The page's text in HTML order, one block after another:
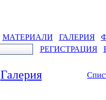
МАТЕРИАЛИ ГАЛЕРИЯ
РЕГИСТРАЦИЯ
Галерия